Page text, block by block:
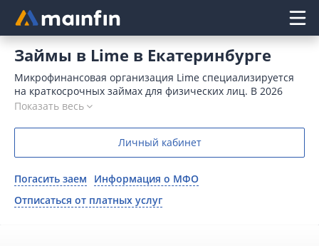
Главное меню
Займы в Lime в Екатеринбурге
Микрофинансовая организация Lime специализируется
на краткосрочных займах для физических лиц. В 2026
году здесь в этой МФО можно взять в долг до 100000
предлагаются без процентов.
Показать весь
Личный кабинет
Погасить заем
Информация о МФО
Отписаться от платных услуг